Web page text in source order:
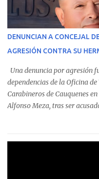
identificó a cuatro
operaciones. Asimismo, se
corresponde a un
detectaron incumplimientos
precisa que la mayor
Talca, donde...
DENUNCIAN A CONCEJAL
AGRESIÓN CONTRA SU
Una denuncia por agresión
dependencias de la Oficina
Carabineros de Cauquenes
Alfonso Meza, tras ser
relató que los hechos